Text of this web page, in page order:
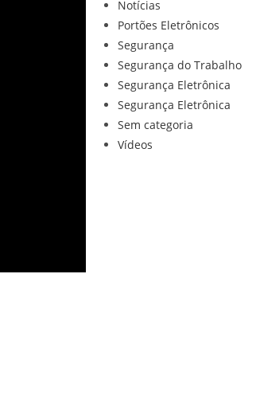
Notícias
Portões Eletrônicos
Segurança
Segurança do Trabalho
Segurança Eletrônica
Segurança Eletrônica
Sem categoria
Vídeos